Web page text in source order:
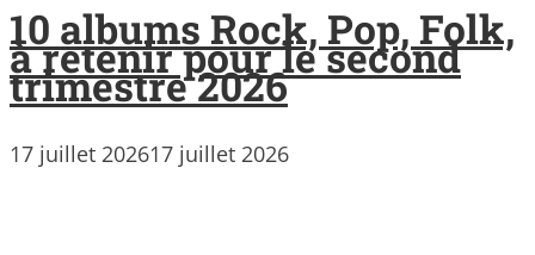
10 albums Rock, Pop, Folk,
à retenir pour le second
trimestre 2026
17 juillet 202617 juillet 2026